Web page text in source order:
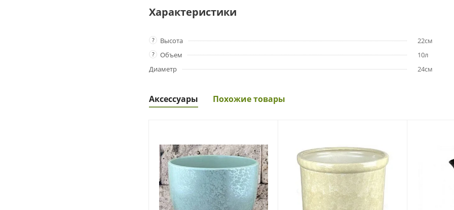
Характеристики
? Высота 22см
? Объем
10л
Диаметр
24см
Аксессуары Похожие товары